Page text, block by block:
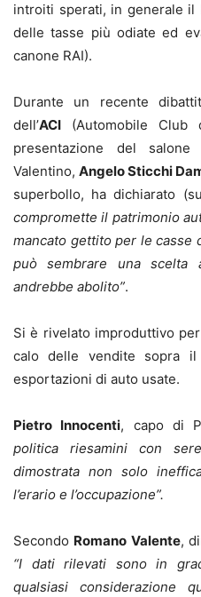
introiti sperati, in generale
delle tasse più odiate ed
canone RAI).
Durante un recente
dell’ACI (Automobile Club
presentazione del
Valentino,Angelo Sticchi
superbollo, ha dichiarato
compromette il patrimonio
mancato gettito per le casse
può sembrare una
andrebbe abolito”.
Si è rivelato improduttivo
calo delle vendite sopra il
esportazioni di auto usate.
Pietro Innocenti, capo di
politica riesamini con
dimostrata non solo
l’erario e l’occupazione”.
Secondo Romano Valente,
“I dati rilevati sono in
qualsiasi considerazione